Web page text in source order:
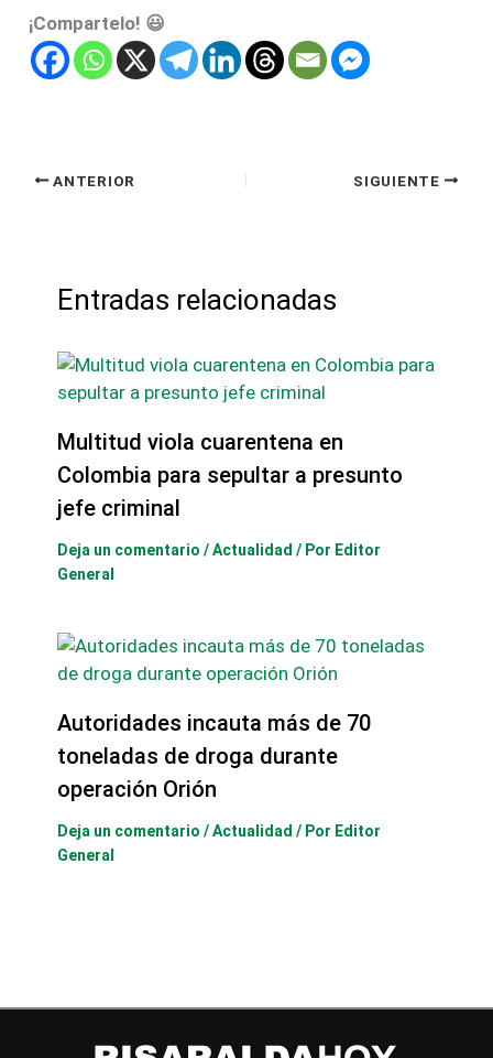
¡Compartelo! 😃
ANTERIOR SIGUIENTE
Entradas relacionadas
Multitud viola cuarentena en
Colombia para sepultar a presunto
jefe criminal
Deja un comentario /Actualidad / Por Editor
General
Autoridades incauta más de 70
toneladas de droga durante
operación Orión
Deja un comentario /Actualidad / Por Editor
General